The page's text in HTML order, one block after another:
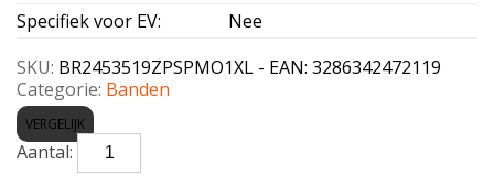
Specifiek voor EV:
Nee
SKU: BR2453519ZPSPMO1XL - EAN: 3286342472119
Categorie: Banden
VERGELIJK
BRIDGESTONE-
POTENZA